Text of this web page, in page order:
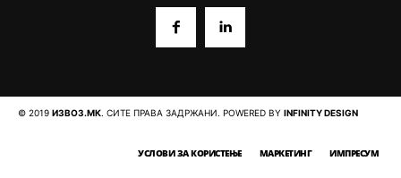
© 2019 ИЗВОЗ.МК. СИТЕ ПРАВА ЗАДРЖАНИ. POWERED BY INFINITY DESIGN
УСЛОВИ ЗА КОРИСТЕЊЕ МАРКЕТИНГ ИМПРЕСУМ